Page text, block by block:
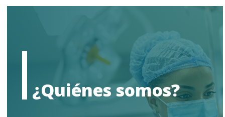
¿Quiénes somos?